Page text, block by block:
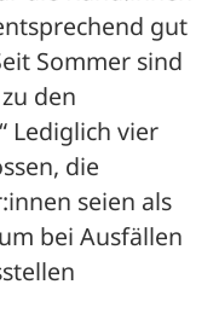
gut
Sommer sind
den
Lediglich vier
die
seien als
bei Ausfällen